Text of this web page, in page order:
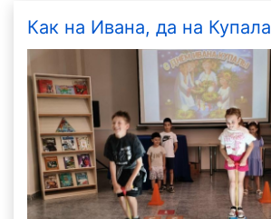
Как на Ивана, да на Купала